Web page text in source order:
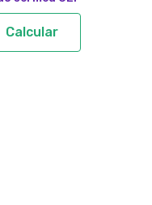
Calcular